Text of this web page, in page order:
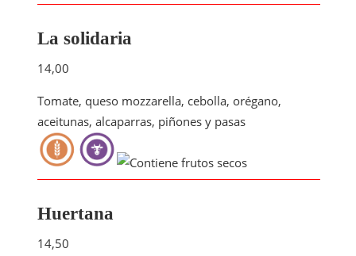
La solidaria
14,00
Tomate, queso mozzarella, cebolla, orégano,
aceitunas, alcaparras, piñones y pasas
Huertana
14,50